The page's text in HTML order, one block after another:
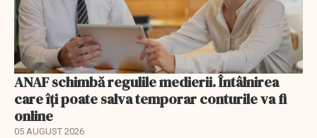
ANAF schimbă regulile medierii. Întâlnirea
care îți poate salva temporar conturile va fi
online
05 AUGUST 2026